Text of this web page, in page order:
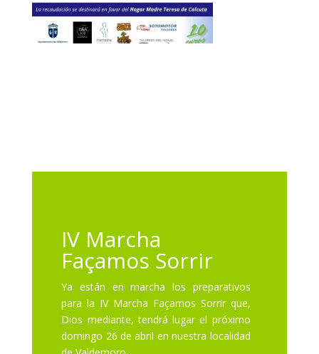
IV Marcha
Façamos Sorrir
Ya están en marcha los preparativos
para la IV Marcha Façamos Sorrir que,
Dios mediante, tendrá lugar el próximo
domingo 26 de abril en nuestra localidad